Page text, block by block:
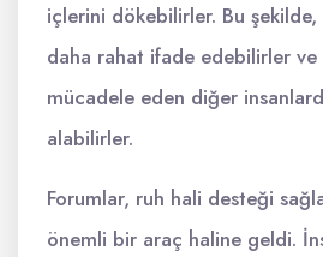
içlerini dökebilirler. Bu
daha rahat ifade edebilirler
mücadele eden diğer
alabilirler.
Forumlar, ruh hali desteği
önemli bir araç haline geldi.